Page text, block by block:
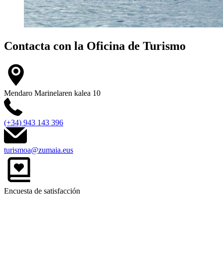
Contacta con la Oficina de Turismo
Mendaro Marinelaren kalea 10
(+34) 943 143 396
turismoa@zumaia.eus
Encuesta de satisfacción